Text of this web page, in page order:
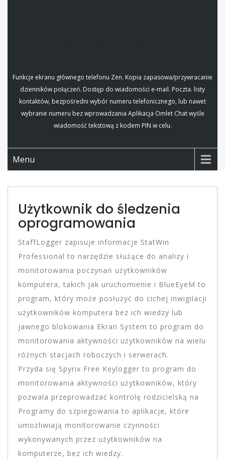
Funkcje ekranu głównego telefonu Zen. Kopia zapasowa/przywracanie
dzienników połączeń. Dostęp do wiadomości e-mail. Poczta. listy
kontaktów, bezpośredni wybór numeru telefonicznego, lub nawet
wybranie numeru bez wprowadzania Aplikacja Omlet Chat wyśle
wiadomość tekstową z kodem PIN w celu.
Menu
Użytkownik do śledzenia
oprogramowania
StaffLogger zapisuje informacje StatWin
Professional to narzędzie służące do analizy i
monitorowania poczynań użytkowników
komputera, takich jak uruchomienie i BlueEyeM to
program, który może posłużyć do cichej inwigilacji
użytkowników komputera bez ich wiedzy lub
jawnego blokowania Ekran System to program do
monitorowania aktywności użytkowników na wielu
różnych stacjach roboczych i serwerach.
Przyda się Spyrix Free Keylogger to program do
monitorowania aktywności użytkowników, który
pozwala przeprowadzać kontrolę rodzicielską na
Programy do szpiegowania to aplikacje, które
umożliwiają monitorowanie czynności
wykonywanych przez użytkowników na
komputerze, bez ich wiedzy.